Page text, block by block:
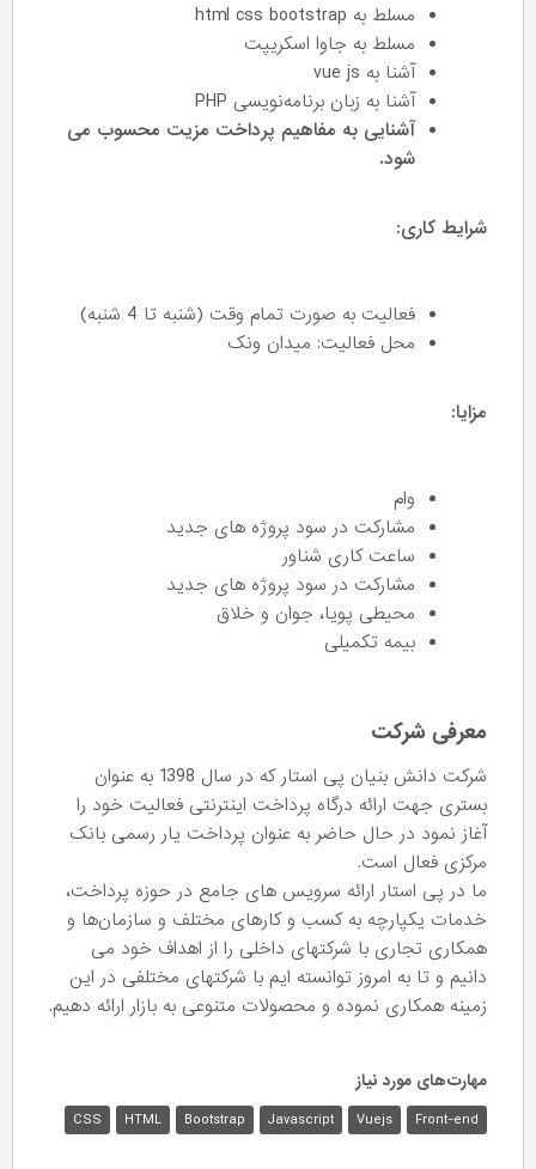
مسلط به html css bootstrap
مسلط به جاوا اسکریپت
آشنا به vue js
آشنا به زبان برنامه‌نویسی PHP
آشنایی به مفاهیم پرداخت مزیت محسوب می
شود.
شرایط کاری:
فعالیت به صورت تمام وقت (شنبه تا 4 شنبه)
محل فعالیت: میدان ونک
مزایا:
وام
مشارکت در سود پروژه های جدید
ساعت کاری شناور
مشارکت در سود پروژه های جدید
محیطی پویا، جوان و خلاق
بیمه تکمیلی
معرفی شرکت
شرکت دانش بنیان پی استار که در سال 1398 به عنوان
بستری جهت ارائه درگاه پرداخت اینترنتی فعالیت خود را
آغاز نمود در حال حاضر به عنوان پرداخت یار رسمی بانک
مرکزی فعال است.
ما در پی استار ارائه سرویس های جامع در حوزه پرداخت،
خدمات یکپارچه به کسب و کارهای مختلف و سازمان‌ها و
همکاری تجاری با شرکتهای داخلی را از اهداف خود می
دانیم و تا به امروز توانسته ایم با شرکتهای مختلفی در این
زمینه همکاری نموده و محصولات متنوعی به بازار ارائه دهیم.
مهارت‌های مورد نیاز
Front-end
Vuejs
Javascript
Bootstrap
HTML
CSS